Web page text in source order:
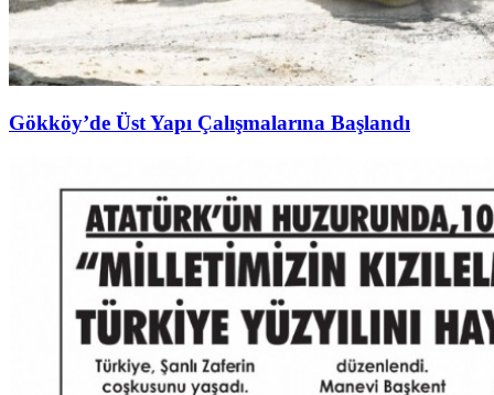
Gökköy’de Üst Yapı Çalışmalarına Başlandı